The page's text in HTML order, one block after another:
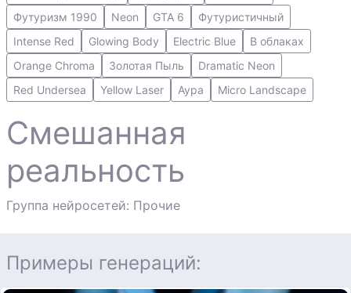
Футуризм 1990
Neon GTA 6
Футуристичный
Intense Red
Glowing Body Electric Blue
В облаках
Orange Chroma
Золотая Пыль
Dramatic Neon
Red Undersea
Yellow Laser Аура Micro Landscape
Смешанная
реальность
Группа нейросетей: Прочие
Примеры генераций: